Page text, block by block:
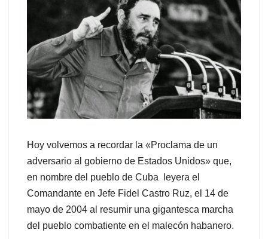
Hoy volvemos a recordar la «Proclama de un
adversario al gobierno de Estados Unidos» que,
en nombre del pueblo de Cuba leyera el
Comandante en Jefe Fidel Castro Ruz, el 14 de
mayo de 2004 al resumir una gigantesca marcha
del pueblo combatiente en el malecón habanero.